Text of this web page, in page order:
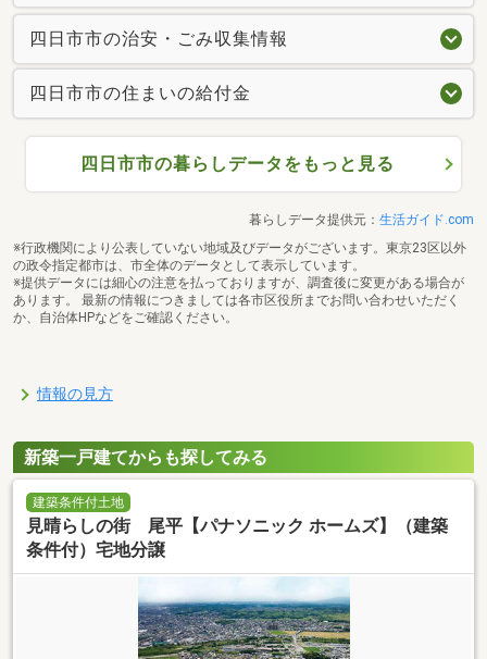
四日市市の治安・ごみ収集情報
四日市市の住まいの給付金
四日市市の暮らしデータをもっと見る
暮らしデータ提供元： 生活ガイド.com
※行政機関により公表していない地域及びデータがございます。東京23区以外
の政令指定都市は、市全体のデータとして表示しています。
※提供データには細心の注意を払っておりますが、調査後に変更がある場合が
あります。 最新の情報につきましては各市区役所までお問い合わせいただく
か、自治体HPなどをご確認ください。
情報の見方
新築一戸建てからも探してみる
建築条件付土地
見晴らしの街 尾平【パナソニック ホームズ】（建築
条件付）宅地分譲